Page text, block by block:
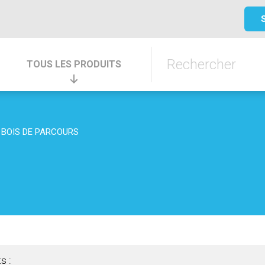
TOUS LES PRODUITS
BOIS DE PARCOURS
: